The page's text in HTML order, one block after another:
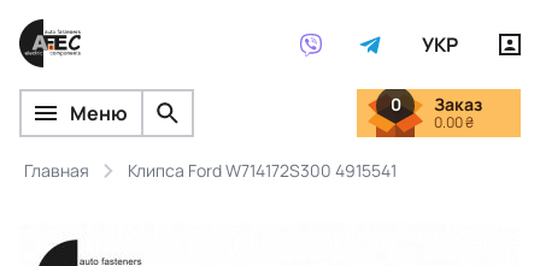
УКР
Меню 0 Заказ
0.00 ₴
Главная Клипса Ford W714172S300 4915541